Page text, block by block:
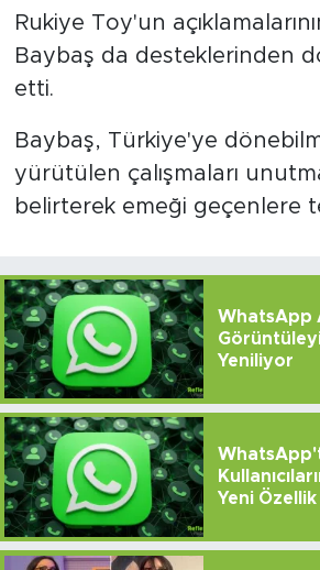
Rukiye Toy'un
Baybaş da desteklerinden
etti.
Baybaş, Türkiye'ye
yürütülen çalışmaları
belirterek emeği geçenlere
WhatsApp
Yeniliyor
Yeni